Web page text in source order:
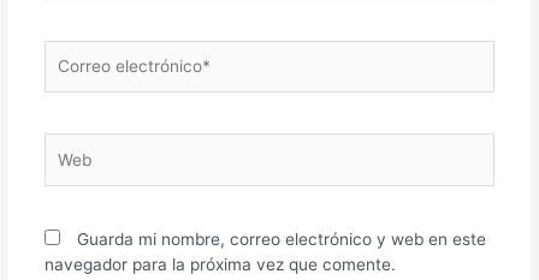
electrónico*
Guarda mi nombre, correo electrónico y web en este
navegador para la próxima vez que comente.